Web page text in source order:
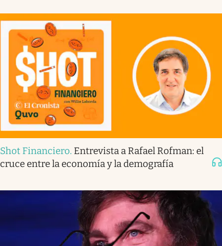
Shot Financiero. Entrevista a Rafael Rofman: el
cruce entre la economía y la demografía